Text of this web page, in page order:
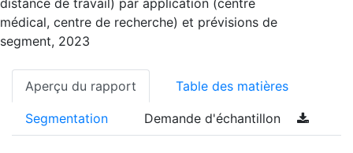
distance de travail) par application (centre
médical, centre de recherche) et prévisions de
segment, 2023
Aperçu du rapport Table des matières
Segmentation Demande d'échantillon